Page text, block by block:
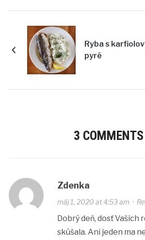
Ryba s
pyré
3 COMMENTS
Zdenka
máj 1, 2020 at 4:53 am ·
Dobrý deň, dosť Vašich
skúšala. Ani jeden ma